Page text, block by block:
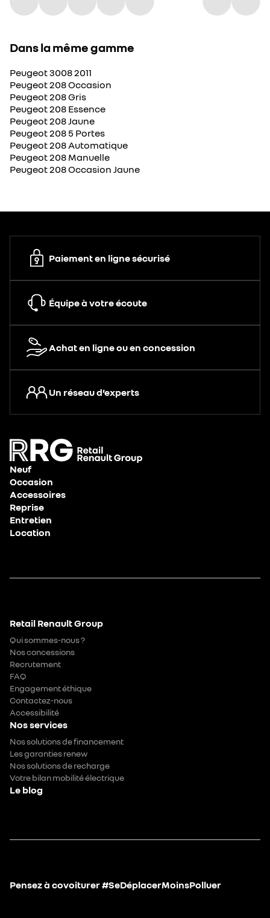
Dans la même gamme
Peugeot 3008 2011
Peugeot 208 Occasion
Peugeot 208 Gris
Peugeot 208 Essence
Peugeot 208 Jaune
Peugeot 208 5 Portes
Peugeot 208 Automatique
Peugeot 208 Manuelle
Peugeot 208 Occasion Jaune
Paiement en ligne sécurisé
Équipe à votre écoute
Achat en ligne ou en concession
Un réseau d’experts
Neuf
Occasion
Accessoires
Reprise
Entretien
Location
Retail Renault Group
Qui sommes-nous ?
Nos concessions
Recrutement
FAQ
Engagement éthique
Contactez-nous
Accessibilité
Nos services
Nos solutions de financement
Les garanties renew
Nos solutions de recharge
Votre bilan mobilité électrique
Le blog
Pensez à covoiturer #SeDéplacerMoinsPolluer